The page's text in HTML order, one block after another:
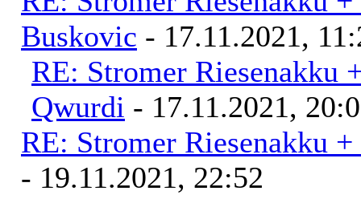
Buskovic - 17.11.2021,
RE: Stromer Riesenakku
Qwurdi - 17.11.2021,
RE: Stromer Riesenakku
- 19.11.2021, 22:52